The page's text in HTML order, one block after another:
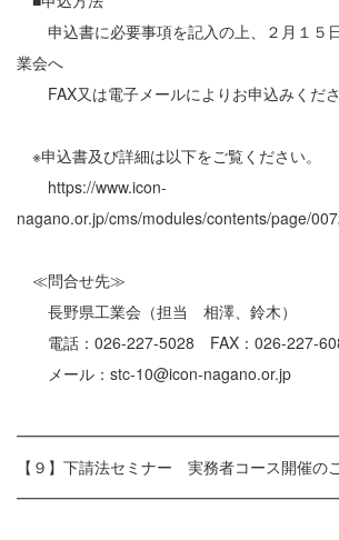
申込書に必要事項を記入の上、２月１５
業会へ
FAX又は電子メールによりお申込みくださ
※申込書及び詳細は以下をご覧ください。
https://www.icon-
nagano.or.jp/cms/modules/contents/page/
≪問合せ先≫
長野県工業会（担当 相澤、鈴木）
電話：026-227-5028 FAX：026-227-
メール：stc-10@icon-nagano.or.jp
【９】下請法セミナー 実務者コース開催の